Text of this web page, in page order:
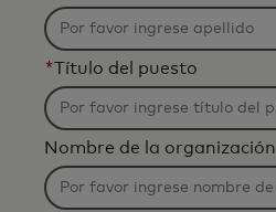
*Título del puesto
Nombre de la organización